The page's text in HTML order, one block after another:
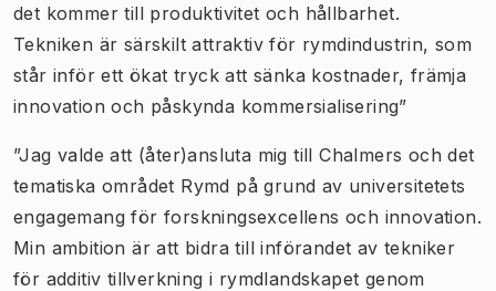
det kommer till produktivitet och hållbarhet.
Tekniken är särskilt attraktiv för rymdindustrin, som
står inför ett ökat tryck att sänka kostnader, främja
innovation och påskynda kommersialisering”
”Jag valde att (åter)ansluta mig till Chalmers och det
tematiska området Rymd på grund av universitetets
engagemang för forskningsexcellens och innovation.
Min ambition är att bidra till införandet av tekniker
för additiv tillverkning i rymdlandskapet genom